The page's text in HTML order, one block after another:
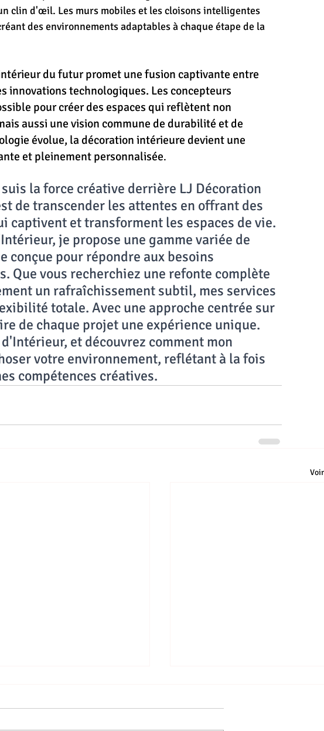
clin d'œil. Les murs mobiles et les cloisons intelligentes
des environnements adaptables à chaque étape de la
du futur promet une fusion captivante entre
technologiques. Les concepteurs
pour créer des espaces qui reflètent non
aussi une vision commune de durabilité et de
évolue, la décoration intérieure devient une
et pleinement personnalisée.
la force créative derrière LJ Décoration
de transcender les attentes en offrant des
captivent et transforment les espaces de vie.
je propose une gamme variée de
conçue pour répondre aux besoins
Que vous recherchiez une refonte complète
un rafraîchissement subtil, mes services
totale. Avec une approche centrée sur
de chaque projet une expérience unique.
et découvrez comment mon
votre environnement, reflétant à la fois
compétences créatives.